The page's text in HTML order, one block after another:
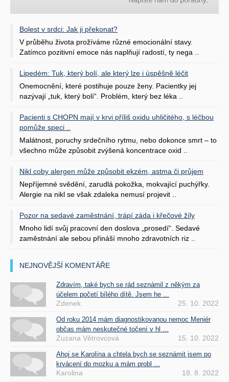
Bolest v srdci: Jak ji překonat?
V průběhu života prožíváme různé emocionální stavy.
Zatímco pozitivní emoce nás naplňují radostí, ty nega ..
Lipedém: Tuk, který bolí, ale který lze i úspěšně léčit
Onemocnění, které postihuje pouze ženy. Pacientky jej
nazývají „tuk, který bolí“. Problém, který bez léka ..
Pacienti s CHOPN mají v krvi příliš oxidu uhličitého, s léčbou
pomůže speci ..
Malátnost, poruchy srdečního rytmu, nebo dokonce smrt – to
všechno může způsobit zvýšená koncentrace oxid ..
Nikl coby alergen může způsobit ekzém, astma či průjem
Nepříjemné svědění, zarudlá pokožka, mokvající puchýřky.
Alergie na nikl se však zdaleka nemusí projevit ..
Pozor na sedavé zaměstnání, trápí záda i křečové žíly
Mnoho lidí svůj pracovní den doslova „prosedí“. Sedavé
zaměstnání ale sebou přináší mnoho zdravotních riz ..
NEJNOVĚJŠÍ KOMENTÁŘE
Zdravím, také bych se rád seznámil z někým za
účelem početí bílého dítě. Jsem he ...
Zdenek 25. 10. 2022
Od roku 2014 mám diagnostikovanou nemoc Meniér
občas mám neskutečné točení v hl ...
Zuzana Větrovcová 15. 10. 2022
Ahoj se Karolína a chtela bych se seznámit jsem po
krvácení do mozku a mám probl ...
Karolina 18. 8. 2022